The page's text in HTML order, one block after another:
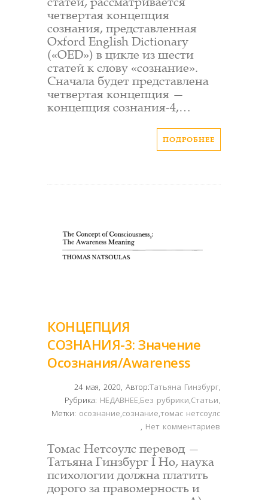
четвертая концепция
сознания, представленная
Oxford English Dictionary
(«OED») в цикле из шести
статей к слову «сознание».
Сначала будет представлена
четвертая концепция —
концепция сознания-4,…
ПОДРОБНЕЕ
КОНЦЕПЦИЯ
СОЗНАНИЯ-3: Значение
Осознания/Awareness
24 мая, 2020, Автор:Татьяна Гинзбург,
Рубрика: НЕДАВНЕЕ,Без рубрики,Статьи,
Метки: осознание,сознание,томас нетсоулс
, Нет комментариев
Томас Нетсоулс перевод —
Татьяна Гинзбург I Но, наука
психологии должна платить
дорого за правомерность и